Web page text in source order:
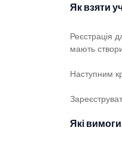
Як взяти
Реєстрація
мають
Наступним
Які